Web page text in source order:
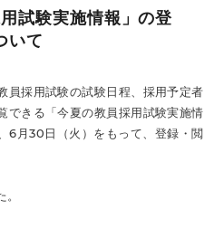
試験実施情報」の登
いて
員採用試験の試験日程、採用予定者
できる「今夏の教員採用試験実施情
6月30日（火）をもって、登録・閲